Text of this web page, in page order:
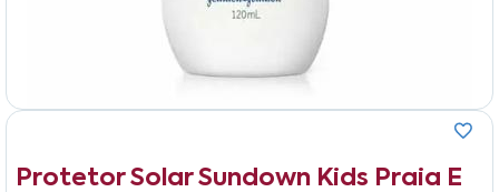
Protetor Solar Sundown Kids Praia E